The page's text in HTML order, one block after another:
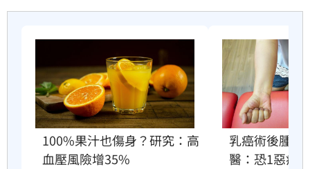
100%果汁也傷身？研究：高
血壓風險增35%
乳癌術後腫成
醫：恐1惡疾